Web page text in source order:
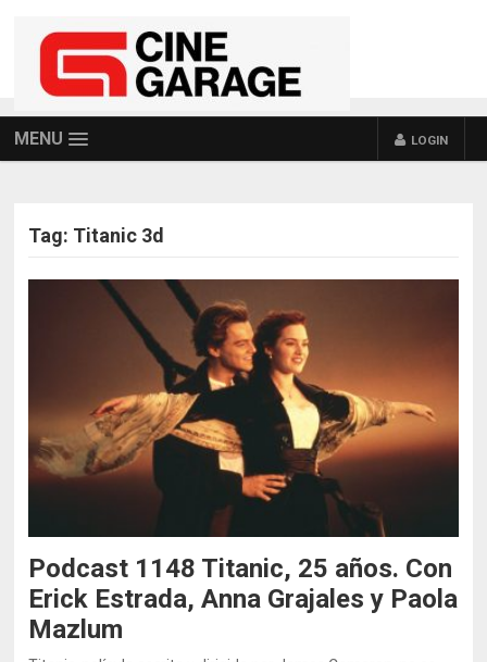
MENU LOGIN
Tag: Titanic 3d
Podcast 1148 Titanic, 25 años. Con
Erick Estrada, Anna Grajales y Paola
Mazlum